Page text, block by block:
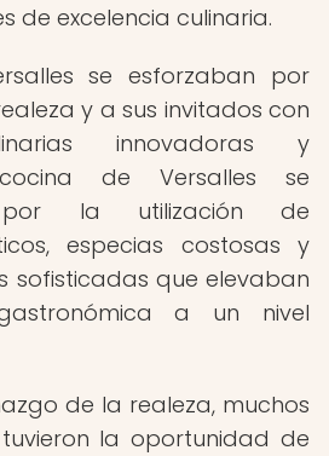
de excelencia culinaria.
se esforzaban por
y a sus invitados con
innovadoras y
de Versalles se
por la utilización de
especias costosas y
sofisticadas que elevaban
a un nivel
de la realeza, muchos
la oportunidad de